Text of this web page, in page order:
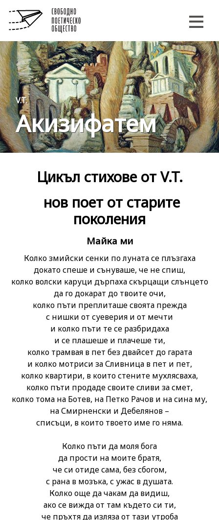
V.T.
Акизифатем
Цикъл стихове от V.T.
нов поет от старите
поколения
Майка ми
Колко змийски сенки по луната се плъзгаха
докато спеше и сънуваше, че не спиш,
колко волски каруци дърпаха скърцащи слънцето
да го докарат до твоите очи,
колко пъти преплиташе своята прежда
с нишки от суеверия и от мечти
и колко пъти те се разбридаха
и се плашеше и плачеше ти,
колко трамвая в пет без двайсет до гарата
и колко мотриси за Сливница в пет и пет,
колко квартири, в които стените мухлясваха,
колко пъти продаде своите сливи за смет,
колко тома на Ботев, на Петко Рачов и на сина му,
на Смирненски и Дебелянов –
списъци, в които твоето име го няма.
Колко пъти да моля бога
да прости на моите братя,
че си отиде сама, без сбогом,
с рана в мозъка, с ужас в душата.
Колко още да чакам да видиш,
ако се вижда от там където си ти,
че пръхтя да изляза от тази утроба